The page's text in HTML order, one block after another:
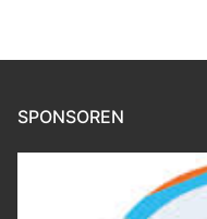
SPONSOREN